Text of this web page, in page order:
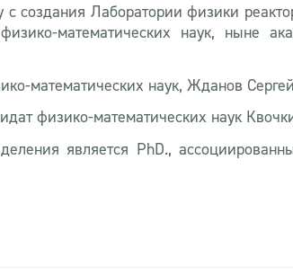
Лаборатории физики
математических наук, ныне
математических наук, Жданов
физико-математических наук
является PhD.,